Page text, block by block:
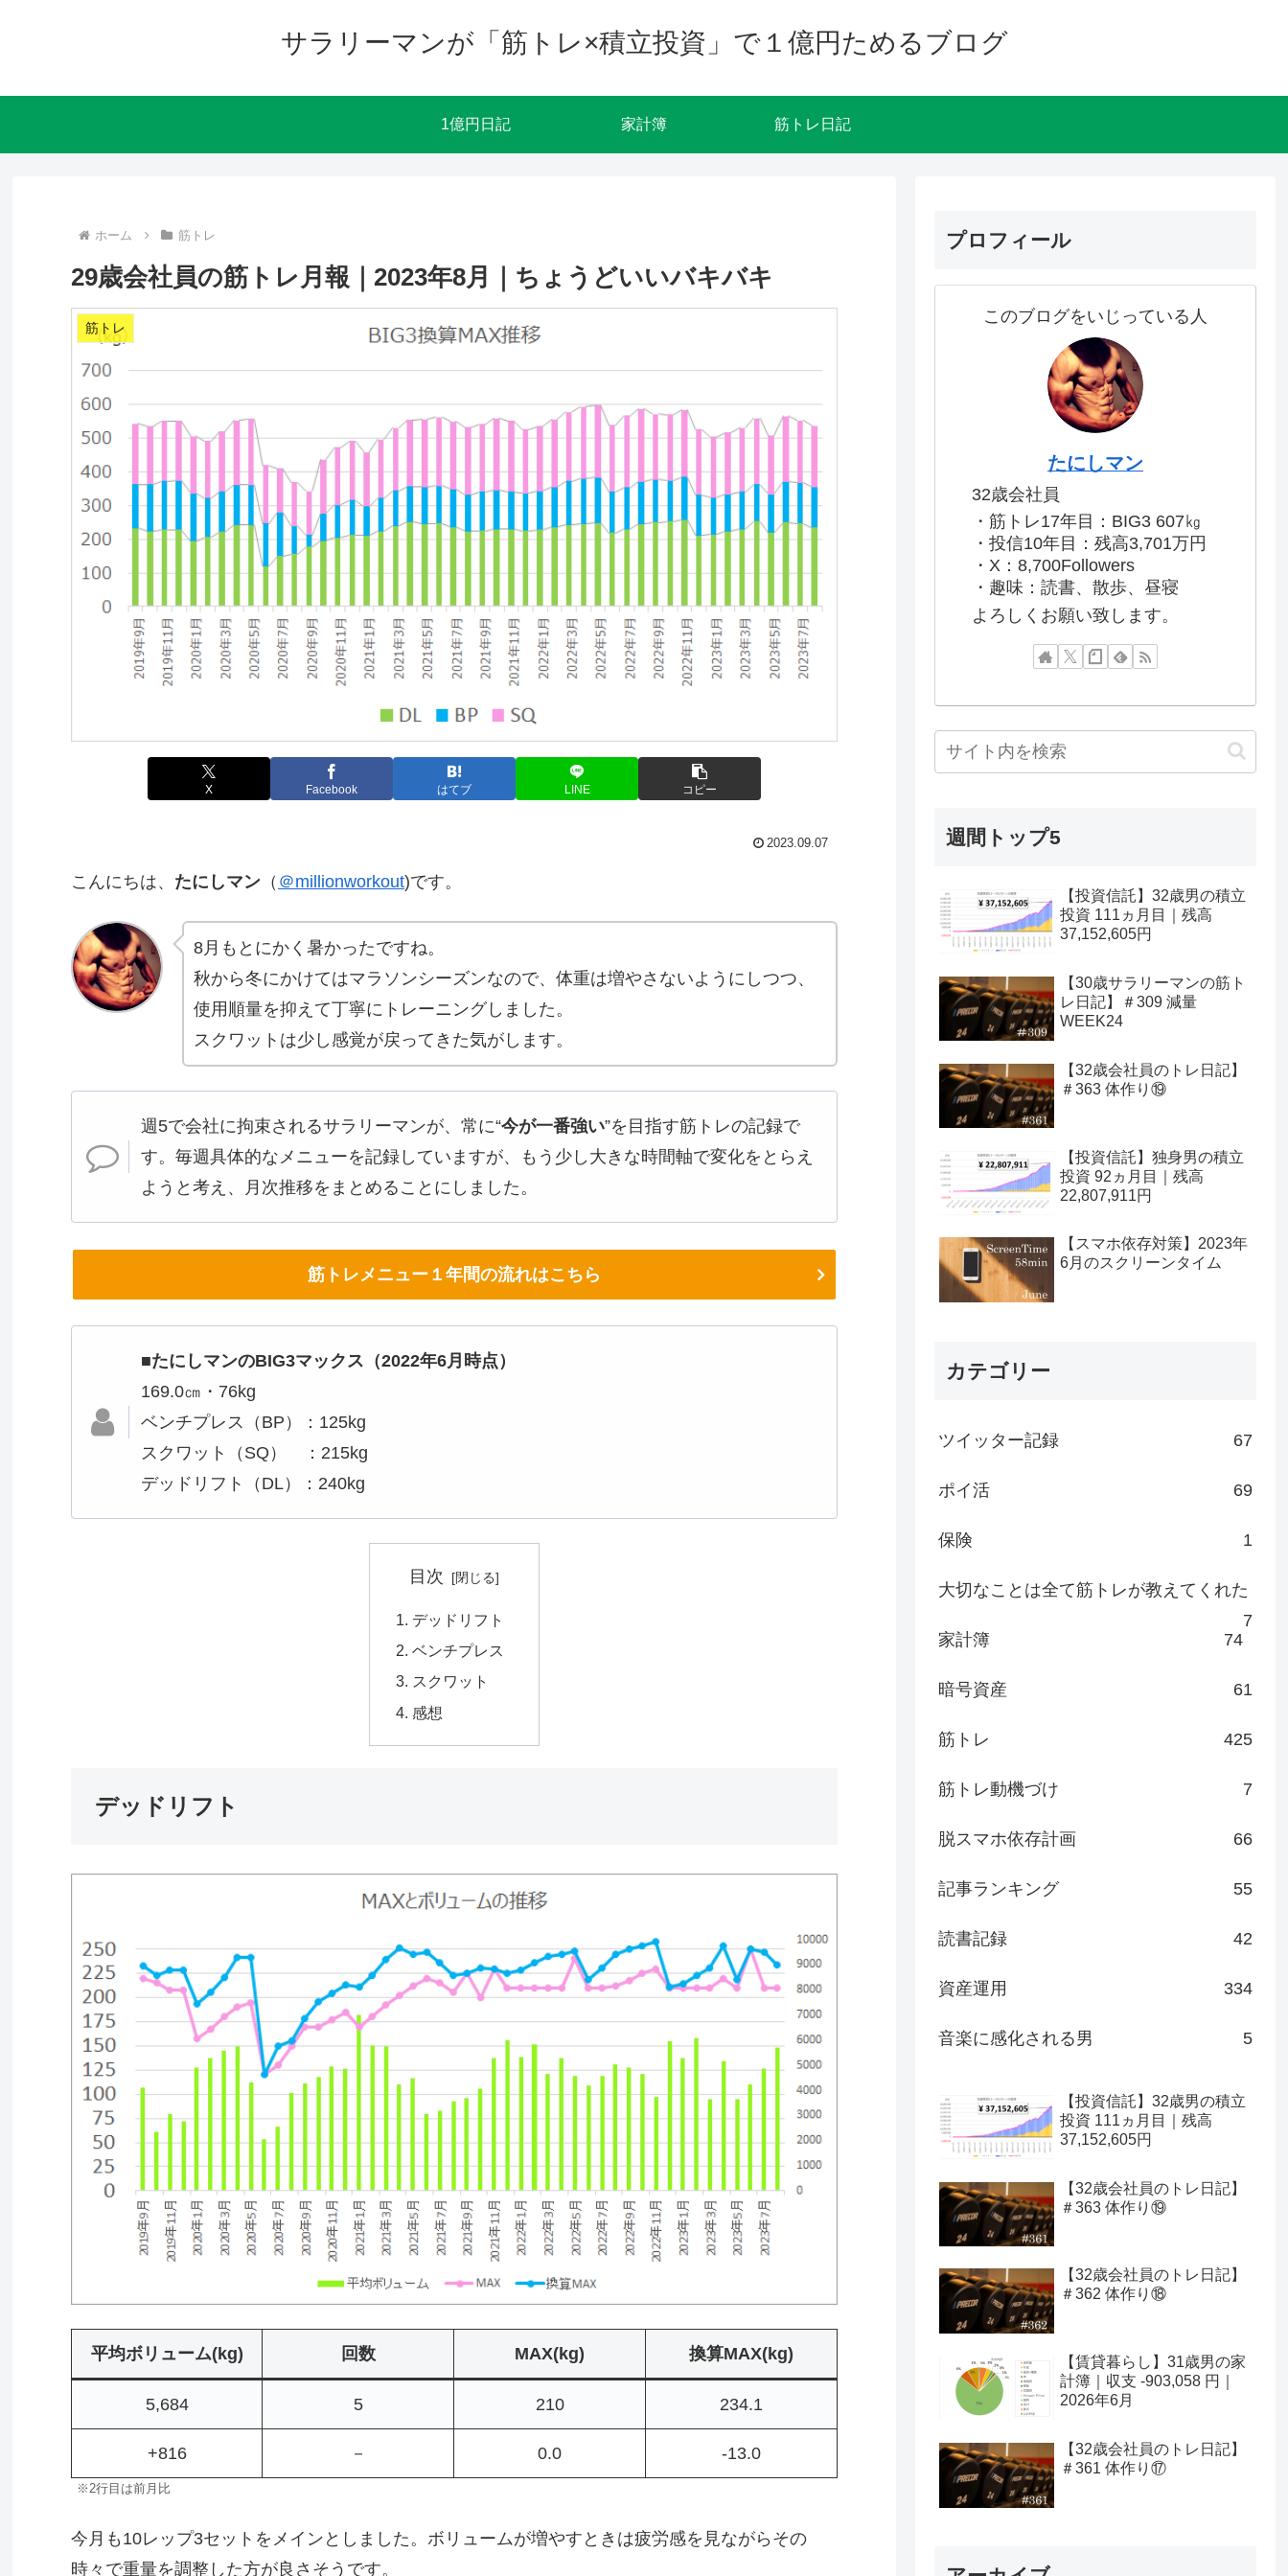
サラリーマンが「筋トレ×積立投資」で１億円ためるブログ
1億円日記 家計簿 筋トレ日記
ホーム 筋トレ
29歳会社員の筋トレ月報｜2023年8月｜ちょうどいいバキバキ
筋トレ
X Facebook はてブ LINE コピー
2023.09.07
こんにちは、 たにしマン （ ＠millionworkout)です。
8月もとにかく暑かったですね。
秋から冬にかけてはマラソンシーズンなので、体重は増やさないようにしつつ、
使用順量を抑えて丁寧にトレーニングしました。
スクワットは少し感覚が戻ってきた気がします。
週5で会社に拘束されるサラリーマンが、常に“今が一番強い”を目指す筋トレの記録で
す。毎週具体的なメニューを記録していますが、もう少し大きな時間軸で変化をとらえ
ようと考え、月次推移をまとめることにしました。
筋トレメニュー１年間の流れはこちら
■たにしマンのBIG3マックス（2022年6月時点）
169.0㎝・76kg
ベンチプレス（BP）：125kg
スクワット（SQ） ：215kg
デッドリフト（DL）：240kg
目次
デッドリフト
ベンチプレス
スクワット
感想
デッドリフト
平均ボリューム(kg) 回数 MAX(kg) 換算MAX(kg)
5,684 5 210 234.1
+816 － 0.0 -13.0
※2行目は前月比
今月も10レップ3セットをメインとしました。ボリュームが増やすときは疲労感を見ながらその
時々で重量を調整した方が良さそうです。
プロフィール
このブログをいじっている人
たにしマン
32歳会社員
・筋トレ17年目：BIG3 607㎏
・投信10年目：残高3,701万円
・X：8,700Followers
・趣味：読書、散歩、昼寝
よろしくお願い致します。
週間トップ5
【投資信託】32歳男の積立
投資 111ヵ月目｜残高
37,152,605円
【30歳サラリーマンの筋ト
レ日記】＃309 減量
WEEK24
【32歳会社員のトレ日記】
＃363 体作り⑲
【投資信託】独身男の積立
投資 92ヵ月目｜残高
22,807,911円
【スマホ依存対策】2023年
6月のスクリーンタイム
カテゴリー
ツイッター記録 67
ポイ活 69
保険 1
大切なことは全て筋トレが教えてくれた
7
家計簿
74
暗号資産 61
筋トレ 425
筋トレ動機づけ 7
脱スマホ依存計画 66
記事ランキング 55
読書記録 42
資産運用 334
音楽に感化される男 5
【投資信託】32歳男の積立
投資 111ヵ月目｜残高
37,152,605円
【32歳会社員のトレ日記】
＃363 体作り⑲
【32歳会社員のトレ日記】
＃362 体作り⑱
【賃貸暮らし】31歳男の家
計簿｜収支 -903,058 円｜
2026年6月
【32歳会社員のトレ日記】
＃361 体作り⑰